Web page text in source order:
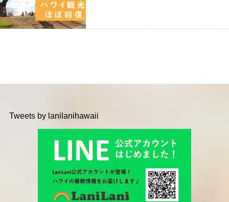
Tweets by lanilanihawaii